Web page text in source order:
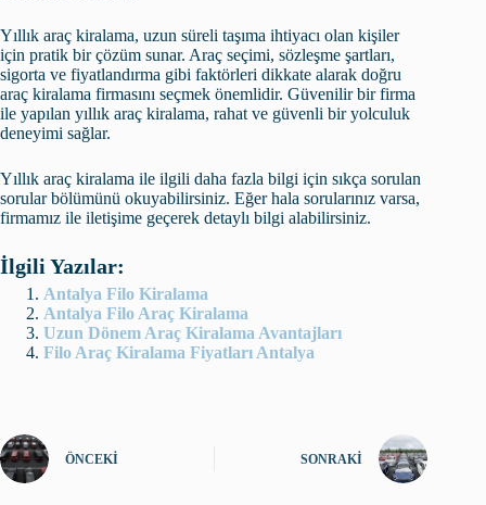
Yıllık araç kiralama, uzun süreli taşıma ihtiyacı olan kişiler
için pratik bir çözüm sunar. Araç seçimi, sözleşme şartları,
sigorta ve fiyatlandırma gibi faktörleri dikkate alarak doğru
araç kiralama firmasını seçmek önemlidir. Güvenilir bir firma
ile yapılan yıllık araç kiralama, rahat ve güvenli bir yolculuk
deneyimi sağlar.
Yıllık araç kiralama ile ilgili daha fazla bilgi için sıkça sorulan
sorular bölümünü okuyabilirsiniz. Eğer hala sorularınız varsa,
firmamız ile iletişime geçerek detaylı bilgi alabilirsiniz.
İlgili Yazılar:
Antalya Filo Kiralama
Antalya Filo Araç Kiralama
Uzun Dönem Araç Kiralama Avantajları
Filo Araç Kiralama Fiyatları Antalya
ÖNCEKI SONRAKI